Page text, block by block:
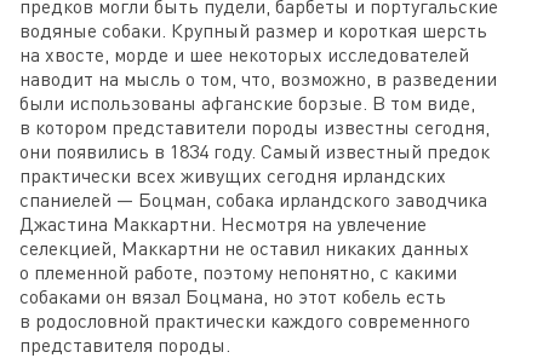
предков могли быть пудели, барбеты и португальские
водяные собаки. Крупный размер и короткая шерсть
на хвосте, морде и шее некоторых исследователей
наводит на мысль о том, что, возможно, в разведении
были использованы афганские борзые. В том виде,
в котором представители породы известны сегодня,
они появились в 1834 году. Самый известный предок
практически всех живущих сегодня ирландских
спаниелей — Боцман, собака ирландского заводчика
Джастина Маккартни. Несмотря на увлечение
селекцией, Маккартни не оставил никаких данных
о племенной работе, поэтому непонятно, с какими
собаками он вязал Боцмана, но этот кобель есть
в родословной практически каждого современного
представителя породы.